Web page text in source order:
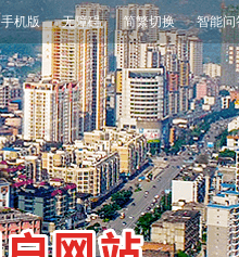
手机版 无障碍 简繁切换 智能问